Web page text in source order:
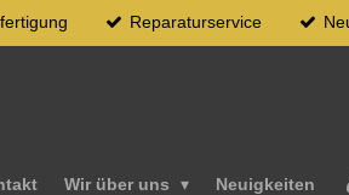
Reparaturservice
Wir über uns Neuigkeiten